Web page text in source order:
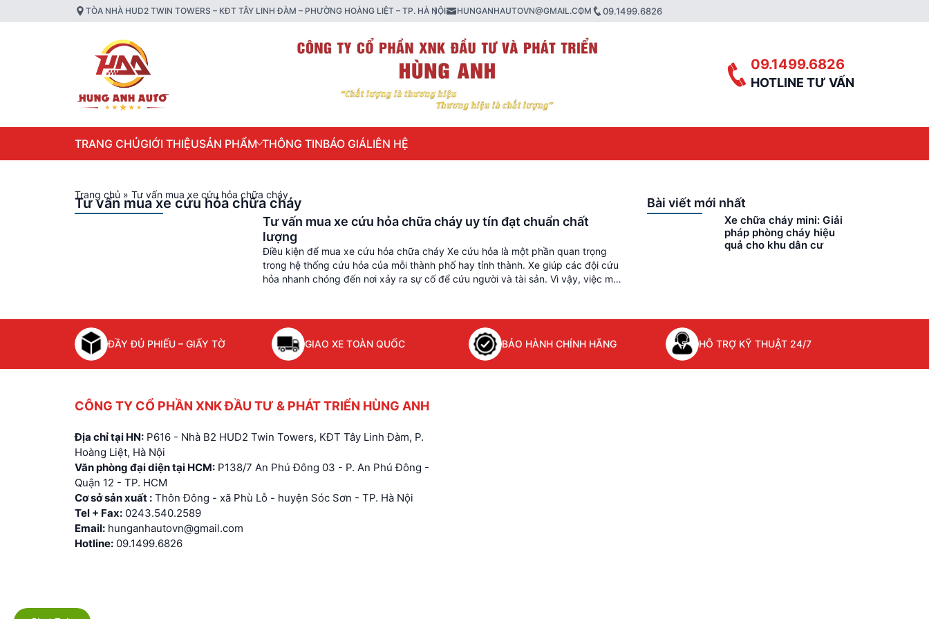
TÒA NHÀ HUD2 TWIN TOWERS – KĐT TÂY LINH ĐÀM – PHƯỜNG HOÀNG LIỆT – TP. HÀ NỘI HUNGANHAUTOVN@GMAIL.COM 09.1499.6826
09.1499.6826
HOTLINE TƯ VẤN
TRANG CHỦGIỚI THIỆUSẢN PHẨM THÔNG TINBÁO GIÁLIÊN HỆ
Trang chủ » Tư vấn mua xe cứu hỏa chữa cháy
Tư vấn mua xe cứu hỏa chữa cháy
Tư vấn mua xe cứu hỏa chữa cháy uy tín đạt chuẩn chất
lượng
Điều kiện để mua xe cứu hỏa chữa cháy Xe cứu hỏa là một phần quan trọng
trong hệ thống cứu hỏa của mỗi thành phố hay tỉnh thành. Xe giúp các đội cứu
hỏa nhanh chóng đến nơi xảy ra sự cố để cứu người và tài sản. Vì vậy, việc mua
Bài viết mới nhất
Xe chữa cháy mini: Giải
pháp phòng cháy hiệu
quả cho khu dân cư
ĐẦY ĐỦ PHIẾU – GIẤY TỜ GIAO XE TOÀN QUỐC BẢO HÀNH CHÍNH HÃNG HỖ TRỢ KỸ THUẬT 24/7
CÔNG TY CỔ PHẦN XNK ĐẦU TƯ & PHÁT TRIỂN HÙNG ANH
Địa chỉ tại HN: P616 - Nhà B2 HUD2 Twin Towers, KĐT Tây Linh Đàm, P.
Hoàng Liệt, Hà Nội
Văn phòng đại diện tại HCM: P138/7 An Phú Đông 03 - P. An Phú Đông -
Quận 12 - TP. HCM
Cơ sở sản xuất : Thôn Đông - xã Phù Lỗ - huyện Sóc Sơn - TP. Hà Nội
Tel + Fax: 0243.540.2589
Email: hunganhautovn@gmail.com
Hotline: 09.1499.6826